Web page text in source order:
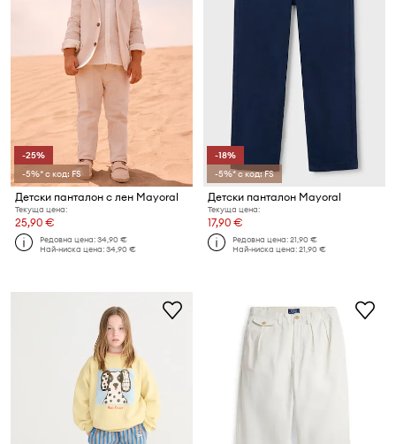
-25%
-5%* с код: FS
Детски панталон с лен Mayoral
Текуща цена:
25,90 €
Редовна цена:34,90 €
Най-ниска цена:34,90 €
-18%
-5%* с код: FS
Детски панталон Mayoral
Текуща цена:
17,90 €
Редовна цена:21,90 €
Най-ниска цена:21,90 €